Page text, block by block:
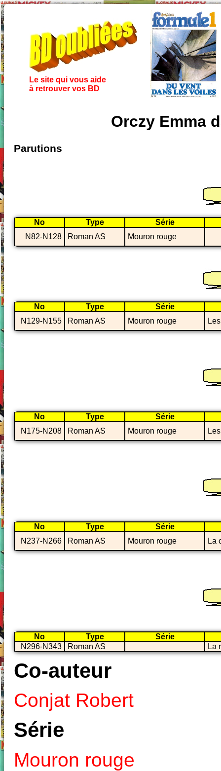
Le site qui vous aide
à retrouver vos BD
Orczy Emma
Parutions
No Type
Série
N82-N128
Roman AS Mouron rouge
No Type
Série
N129-N155
Roman AS Mouron rouge
No Type
Série
N175-N208
Roman AS Mouron rouge
No Type
Série
N237-N266
Roman AS Mouron rouge La
No Type
Série
N296-N343
Roman AS La
Co-auteur
Conjat Robert
Série
Mouron rouge